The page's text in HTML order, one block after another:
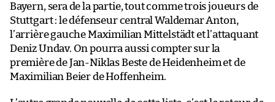
Bayern, sera de la partie, tout comme trois joueurs de
Stuttgart : le défenseur central Waldemar Anton,
l’arrière gauche Maximilian Mittelstädt et l’attaquant
Deniz Undav. On pourra aussi compter sur la
première de Jan-Niklas Beste de Heidenheim et de
Maximilian Beier de Hoffenheim.